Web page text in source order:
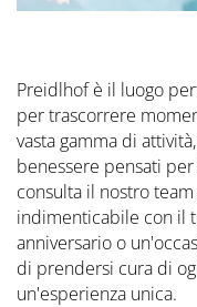
Preferred
Spa & Retreats
The Pools
Sauna Tower
Terme
News Blog
Escursioni &
Winter
Contatti
Prospetti
Informazioni
Press
Prenota ora
CONTATTI
Preidlhof è il luogo
per trascorrere
vasta gamma di
benessere pensati
consulta il nostro
indimenticabile con il
anniversario o
di prendersi cura di
un'esperienza unica.